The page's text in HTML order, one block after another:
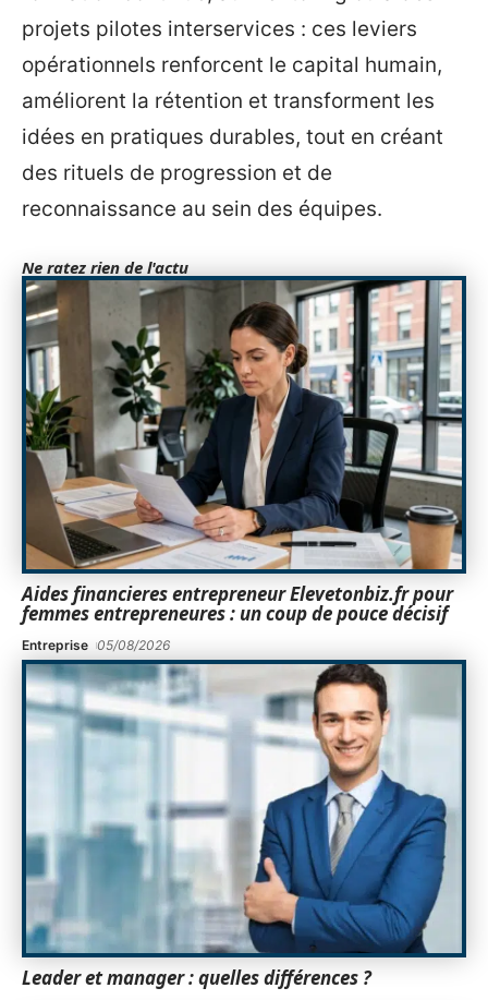
projets pilotes interservices : ces leviers
opérationnels renforcent le capital humain,
améliorent la rétention et transforment les
idées en pratiques durables, tout en créant
des rituels de progression et de
reconnaissance au sein des équipes.
Ne ratez rien de l'actu
Aides financieres entrepreneur Elevetonbiz.fr pour
femmes entrepreneures : un coup de pouce décisif
Entreprise 05/08/2026
Leader et manager : quelles différences ?